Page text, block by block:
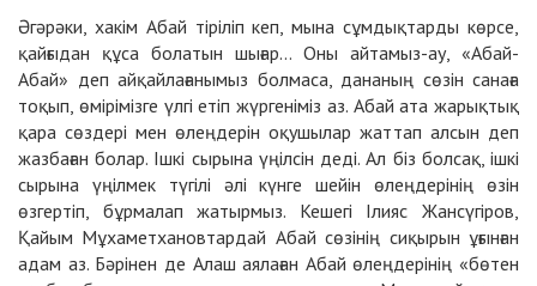
Әгәрәки, хакім Абай тіріліп кеп, мына сұмдықтарды көрсе,
қайғыдан құса болатын шығар… Оны айтамыз-ау, «Абай-
Абай» деп айқайлағанымыз болмаса, дананың сөзін санаға
тоқып, өмірімізге үлгі етіп жүргеніміз аз. Абай ата жарықтық
қара сөздері мен өлеңдерін оқушылар жаттап алсын деп
жазбаған болар. Ішкі сырына үңілсін деді. Ал біз болсақ, ішкі
сырына үңілмек түгілі әлі күнге шейін өлеңдерінің өзін
өзгертіп, бұрмалап жатырмыз. Кешегі Ілияс Жансүгіров,
Қайым Мұхаметхановтардай Абай сөзінің сиқырын ұғынған
адам аз. Бәрінен де Алаш аялаған Абай өлеңдерінің «бөтен